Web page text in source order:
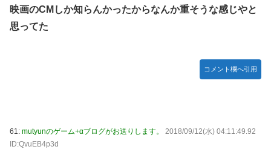
映画のCMしか知らんかったからなんか重そうな感じやと
思ってた
コメント欄へ引用
61: mutyunのゲーム+αブログがお送りします。
2018/09/12(水) 04:11:49.92
ID:QvuEB4p3d